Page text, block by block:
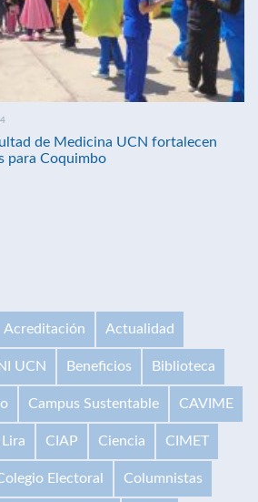
de Medicina UCN fortalecen
para Coquimbo
Acreditación Actualidad
UCN Beneficios Biblioteca
Campus Sustentable CAVIME
CIAP Ciencia CIMET
Electoral Columnistas